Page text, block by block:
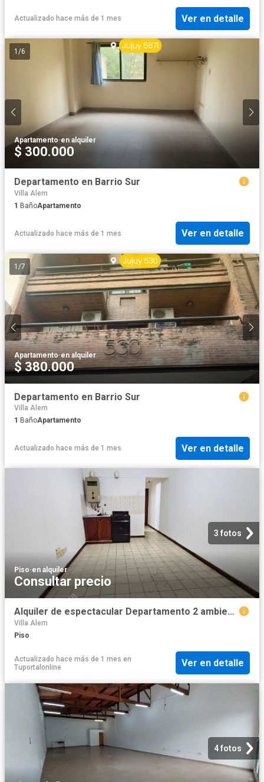
Actualizado hace más de 1 mes Ver en detalle
1 /6
Apartamento·en alquiler
$ 300.000
Departamento en Barrio Sur
Villa Alem
1 BañoApartamento
Actualizado hace más de 1 mes Ver en detalle
1 /7
Apartamento·en alquiler
$ 380.000
Departamento en Barrio Sur
Villa Alem
1 BañoApartamento
Actualizado hace más de 1 mes Ver en detalle
3 fotos
Piso·en alquiler
Consultar precio
Alquiler de espectacular Departamento 2 ambientes en San Miguel de Tucumán
Villa Alem
Piso
Actualizado hace más de 1 mes en
Tuportalonline
Ver en detalle
4 fotos